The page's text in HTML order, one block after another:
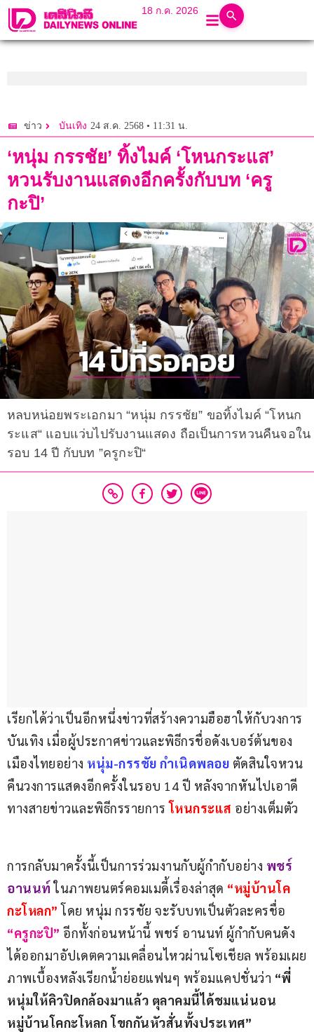
18 ก.ค. 2026
ข่าว บันเทิง 24 ส.ค. 2568 • 11:31 น.
‘หนุ่ม กรรชัย’ ทิ้งไมค์ ‘โหนกระแส’
หวนรับงานแสดงอีกครั้งกับบท ‘ครู
กะปิ’
หลบหน่อยพระเอกมา “หนุ่ม กรรชัย” ขอทิ้งไมค์ “โหนก
ระแส“ แอบแว่บไปรับงานแสดง ถือเป็นการหวนคืนจอใน
รอบ 14 ปี กับบท ”ครูกะปิ“
เรียกได้ว่าเป็นอีกหนึ่งข่าวที่สร้างความฮือฮาให้กับวงการ
บันเทิง เมื่อผู้ประกาศข่าวและพิธีกรชื่อดังเบอร์ต้นของ
เมืองไทยอย่าง หนุ่ม-กรรชัย กำเนิดพลอย ตัดสินใจหวน
คืนวงการแสดงอีกครั้งในรอบ 14 ปี หลังจากหันไปเอาดี
ทางสายข่าวและพิธีกรรายการ โหนกระแส อย่างเต็มตัว
การกลับมาครั้งนี้เป็นการร่วมงานกับผู้กำกับอย่าง พชร์
อานนท์ ในภาพยนตร์คอมเมดี้เรื่องล่าสุด “หมู่บ้านโค
กะโหลก” โดย หนุ่ม กรรชัย จะรับบทเป็นตัวละครชื่อ
“ครูกะปิ” อีกทั้งก่อนหน้านี้ พชร์ อานนท์ ผู้กำกับคนดัง
ได้ออกมาอัปเดตความเคลื่อนไหวผ่านโซเชียล พร้อมเผย
ภาพเบื้องหลังเรียกน้ำย่อยแฟนๆ พร้อมแคปชั่นว่า “พี่
หนุ่มให้คิวปิดกล้องมาแล้ว ตุลาคมนี้ได้ชมแน่นอน
หมู่บ้านโคกะโหลก โขกกันหัวสั่นทั้งประเทศ”